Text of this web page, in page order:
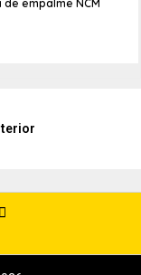
de empalme NCM